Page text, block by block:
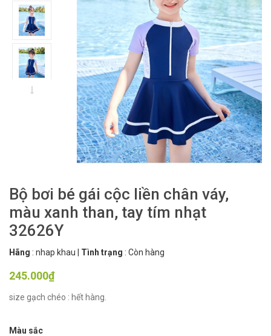
Bộ bơi bé gái cộc liền chân váy,
màu xanh than, tay tím nhạt
32626Y
Hãng : nhap khau | Tình trạng : Còn hàng
245.000₫
size gạch chéo : hết hàng.
Màu sắc